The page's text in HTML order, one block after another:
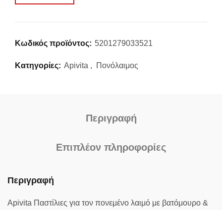
Κωδικός προϊόντος: 5201279033521
Κατηγορίες: Apivita , Πονόλαιμος
Περιγραφή
Επιπλέον πληροφορίες
Περιγραφή
Apivita Παστίλιες για τον πονεμένο λαιμό με βατόμουρο &